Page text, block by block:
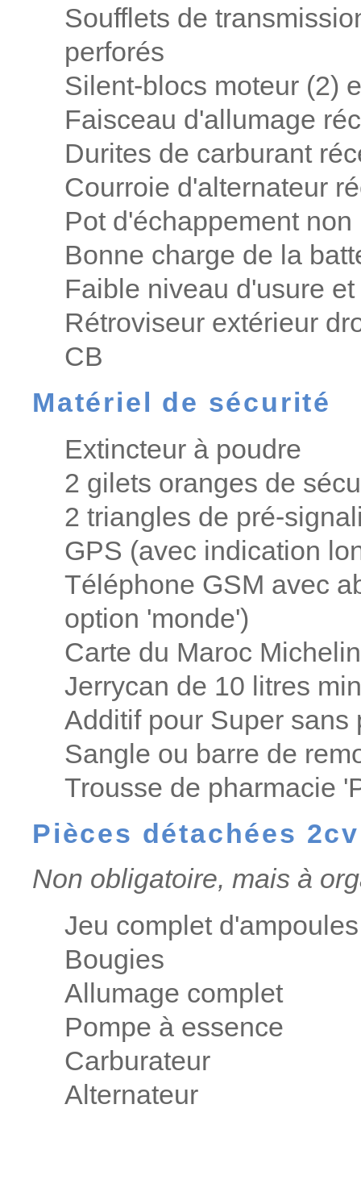
Soufflets de
perforés
Silent-blocs moteur (2)
Faisceau d'allumage
Durites de carburant
Courroie d'alternateur
Pot d'échappement non
Bonne charge de la
Faible niveau d'usure
Rétroviseur extérieur
CB
Matériel de sécurité
Extincteur à poudre
2 gilets oranges de
2 triangles de pré-
GPS (avec indication
Téléphone GSM avec
option 'monde')
Carte du Maroc
Jerrycan de 10 litres
Additif pour Super sans
Sangle ou barre de
Trousse de pharmacie
Pièces détachées 2cv
Non obligatoire, mais à
Jeu complet
Bougies
Allumage complet
Pompe à essence
Carburateur
Alternateur